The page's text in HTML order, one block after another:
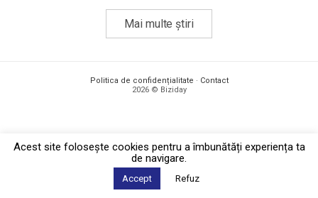
Mai multe știri
Politica de confidențialitate · Contact
2026 © Biziday
Acest site foloseşte cookies pentru a îmbunătăți experiența ta
de navigare.
Accept Refuz